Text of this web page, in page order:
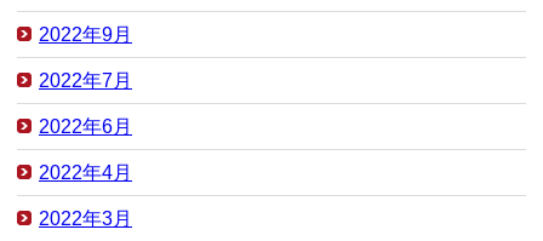
2022年9月
2022年7月
2022年6月
2022年4月
2022年3月